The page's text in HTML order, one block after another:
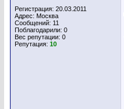
Регистрация: 20.03.2011
Адрес: Москва
Сообщений: 11
Поблагодарили: 0
Вес репутации: 0
Репутация: 10